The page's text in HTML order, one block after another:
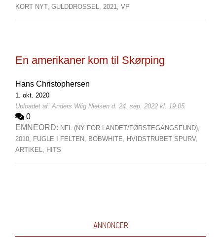
KORT NYT, GULDDROSSEL, 2021, VP
En amerikaner kom til Skørping
Hans Christophersen
1. okt. 2020
Uploadet af: Anders Wiig Nielsen d. 24. sep. 2022 kl. 19:05
0
EMNEORD: NFL (NY FOR LANDET/FØRSTEGANGSFUND),
2010, FUGLE I FELTEN, BOBWHITE, HVIDSTRUBET SPURV,
ARTIKEL, HITS
ANNONCER